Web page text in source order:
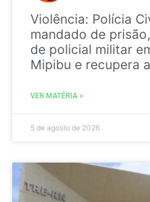
Violência: Polícia
mandado de
de policial militar
Mipibu e recupera
VER MATÉRIA »
5 de agosto de 2026